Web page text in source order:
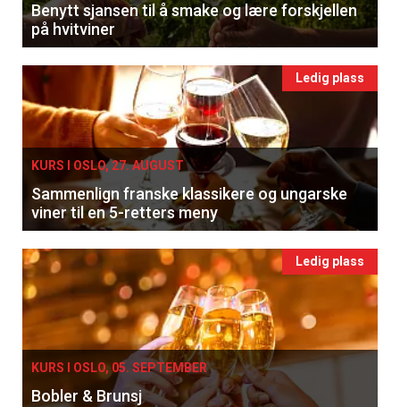
Benytt sjansen til å smake og lære forskjellen
på hvitviner
Ledig plass
KURS I OSLO, 27. AUGUST
Sammenlign franske klassikere og ungarske
viner til en 5-retters meny
Ledig plass
KURS I OSLO, 05. SEPTEMBER
Bobler & Brunsj